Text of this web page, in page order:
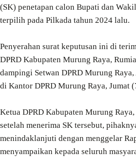
(SK) penetapan calon Bupati dan
terpilih pada Pilkada tahun 2024 lalu.
Penyerahan surat keputusan ini di
DPRD Kabupaten Murung Raya,
dampingi Setwan DPRD Murung
di Kantor DPRD Murung Raya, Jumat
Ketua DPRD Kabupaten Murung
setelah menerima SK tersebut,
menindaklanjuti dengan menggelar
menyampaikan kepada seluruh